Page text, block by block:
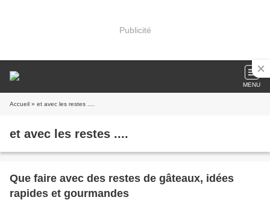
Publicité
MENU
Accueil » et avec les restes ....
et avec les restes ....
Que faire avec des restes de gâteaux, idées
rapides et gourmandes